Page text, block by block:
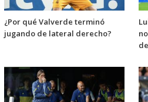
¿Por qué Valverde terminó
jugando de lateral derecho?